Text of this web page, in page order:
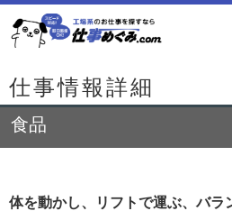
仕事情報詳細
食品
体を動かし、リフトで運ぶ、バラ